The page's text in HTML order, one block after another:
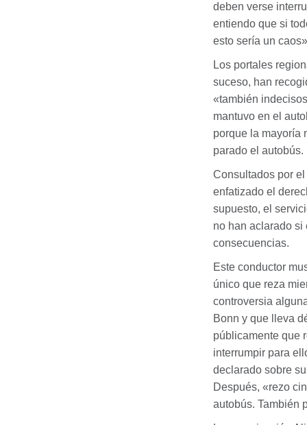
deben verse
entiendo que si
esto sería un
Los portales
suceso, han
«también
mantuvo en el
porque la mayoría
parado el autobús.
Consultados por
enfatizado el
supuesto, el
no han aclarado si
consecuencias.
Este conductor
único que reza
controversia
Bonn y que lleva
públicamente que
interrumpir para
declarado sobre
Después, «rezo
autobús. También